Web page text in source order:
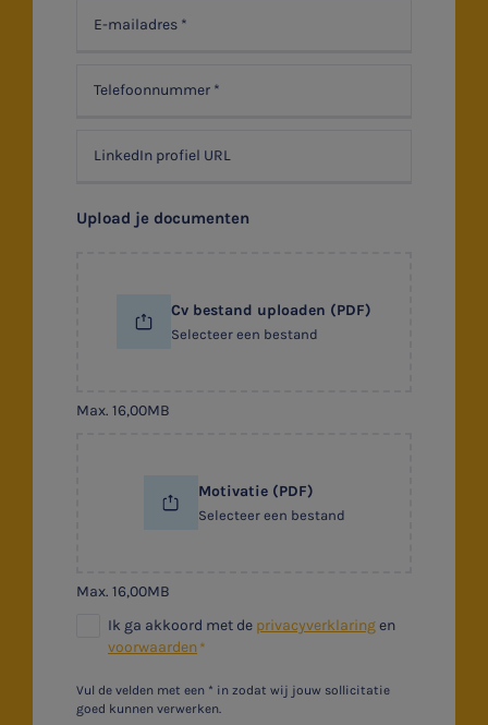
HR & Salaris
Upload je documenten
Cv bestand uploaden (PDF)
Selecteer een bestand
Max. 16,00MB
Motivatie (PDF)
Selecteer een bestand
Max. 16,00MB
Ik ga akkoord met de privacyverklaringen
voorwaarden
Vul de velden met een * in zodat wij jouw sollicitatie
goed kunnen verwerken.